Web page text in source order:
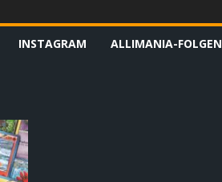
INSTAGRAM ALLIMANIA-FOLGEN